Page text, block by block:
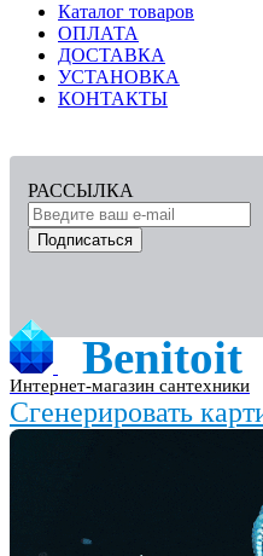
Каталог товаров
ОПЛАТА
ДОСТАВКА
УСТАНОВКА
КОНТАКТЫ
РАССЫЛКА
Подписаться
Benitoit
Интернет-магазин сантехники
Сгенерировать